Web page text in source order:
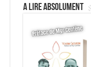
A lire absolument